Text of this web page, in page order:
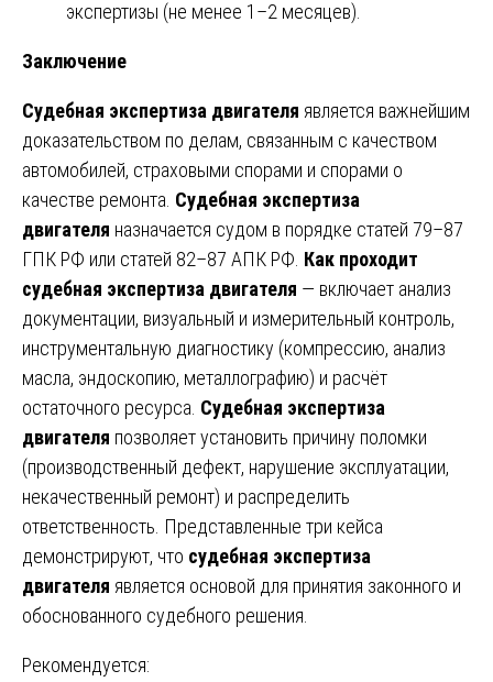
экспертизы (не менее 1–2 месяцев).
Заключение
Судебная экспертиза двигателя является важнейшим
доказательством по делам, связанным с качеством
автомобилей, страховыми спорами и спорами о
качестве ремонта. Судебная экспертиза
двигателя назначается судом в порядке статей 79–87
ГПК РФ или статей 82–87 АПК РФ. Как проходит
судебная экспертиза двигателя — включает анализ
документации, визуальный и измерительный контроль,
инструментальную диагностику (компрессию, анализ
масла, эндоскопию, металлографию) и расчёт
остаточного ресурса. Судебная экспертиза
двигателя позволяет установить причину поломки
(производственный дефект, нарушение эксплуатации,
некачественный ремонт) и распределить
ответственность. Представленные три кейса
демонстрируют, что судебная экспертиза
двигателя является основой для принятия законного и
обоснованного судебного решения.
Рекомендуется: